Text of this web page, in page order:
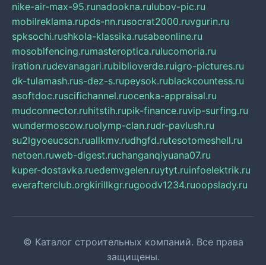
nike-air-max-95.runadookna.rulubov-pic.ru
mobilreklama.rupds-nn.rusocrat2000.ruvgurin.ru
spksochi.rushkola-klassika.rusabeonline.ru
mosoblfencing.rumasteroptica.rulucomoria.ru
iration.rudevanagari.rubiblioverde.ruigro-pictures.ru
dk-tulamash.rus-dez-s.rupeysok.rublackcountess.ru
asoftdoc.ruscifichannel.ruocenka-appraisal.ru
mudconnector.ruhitstih.rupik-finance.ruvip-surfing.ru
wundermoscow.ruolymp-clan.rudr-pavlush.ru
su2lgyoeucscn.ruallkmv.rudhgfd.rutesotomeshell.ru
netoen.ruweb-digest.ruchanganqiyuana07.ru
kuper-dostavka.ruedemvgelen.ruytyt.ruinfoelektrik.ru
everafterclub.orgkirillkgr.rugoodv1234.ruoopslady.ru
© Каталог строительных компаний. Все права
защищены.